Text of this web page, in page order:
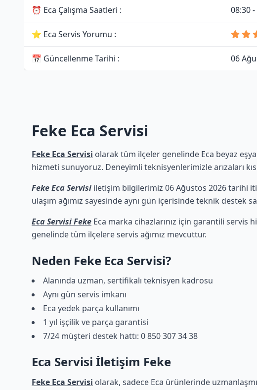
⏰ Eca Çalışma Saatleri : 08:30
⭐ Eca Servis Yorumu :
📅 Güncellenme Tarihi : 06
Feke Eca Servisi
Feke Eca Servisi olarak tüm ilçeler genelinde Eca beyaz
hizmeti sunuyoruz. Deneyimli teknisyenlerimizle arızaları
Feke Eca Servisi iletişim bilgilerimiz 06 Ağustos 2026 tarihi
ulaşım ağımız sayesinde aynı gün içerisinde teknik destek
Eca Servisi Feke Eca marka cihazlarınız için garantili servis
genelinde tüm ilçelere servis ağımız mevcuttur.
Neden Feke Eca Servisi?
Alanında uzman, sertifikalı teknisyen kadrosu
Aynı gün servis imkanı
Eca yedek parça kullanımı
1 yıl işçilik ve parça garantisi
7/24 müşteri destek hattı: 0 850 307 34 38
Eca Servisi İletişim Feke
Feke Eca Servisi olarak, sadece Eca ürünlerinde